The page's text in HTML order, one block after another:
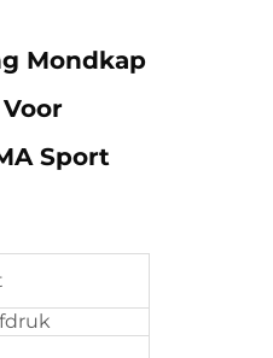
Mondkap
Sport